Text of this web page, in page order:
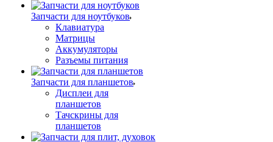
Запчасти для ноутбуков
Клавиатура
Матрицы
Аккумуляторы
Разъемы питания
Запчасти для планшетов
Дисплеи для
планшетов
Тачскрины для
планшетов